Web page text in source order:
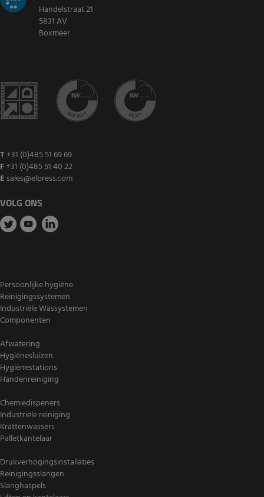
Handelstraat 21
5831 AV
Boxmeer
T +31 (0)485 51 69 69
F+31 (0)485 51 40 22
E sales@elpress.com
VOLG ONS
Persoonlijke hygiëne
Reinigingssystemen
Industriële Wassystemen
Componenten
Afwatering
Hygiënesluizen
Hygiënestations
Handenreiniging
Chemiedispeners
Industriële reiniging
Krattenwassers
Palletkantelaar
Drukverhogingsinstallaties
Reinigingsslangen
Slanghaspels